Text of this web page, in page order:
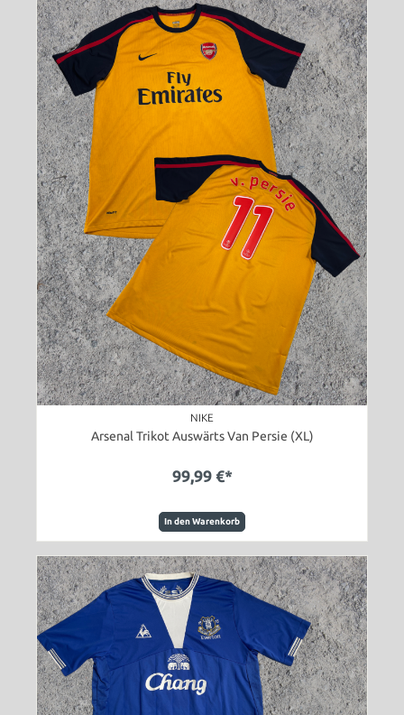
NIKE
Arsenal Trikot Auswärts Van Persie (XL)
99,99 €*
In den Warenkorb